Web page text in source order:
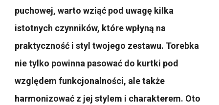
puchowej, warto wziąć pod uwagę kilka
istotnych czynników, które wpłyną na
praktyczność i styl twojego zestawu. Torebka
nie tylko powinna pasować do kurtki pod
względem funkcjonalności, ale także
harmonizować z jej stylem i charakterem. Oto